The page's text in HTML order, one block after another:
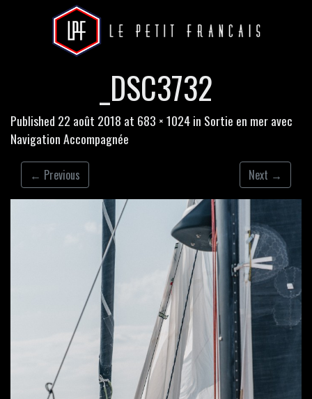
_DSC3732
Published 22 août 2018 at 683 × 1024in Sortie en mer avec
Navigation Accompagnée
← Previous Next →